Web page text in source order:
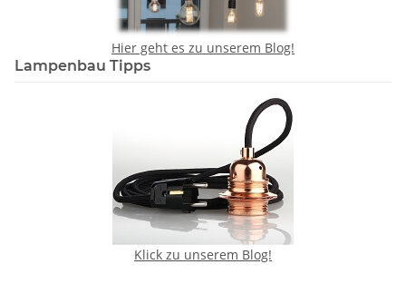
Hier geht es zu unserem Blog!
Lampenbau Tipps
Klick zu unserem Blog!